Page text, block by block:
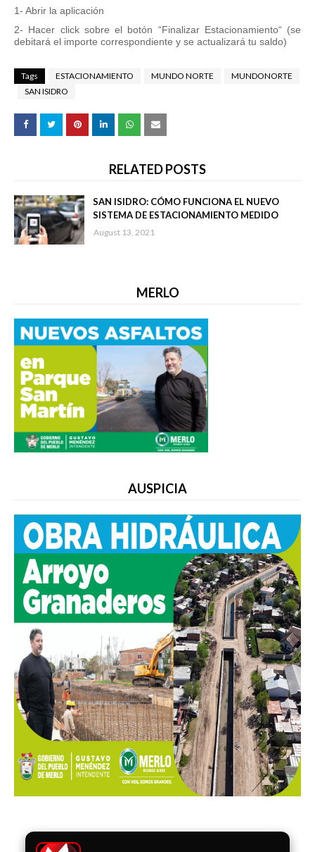
1- Abrir la aplicación
2- Hacer click sobre el botón “Finalizar Estacionamiento“ (se
debitará el importe correspondiente y se actualizará tu saldo)
Tags ESTACIONAMIENTO MUNDO NORTE
MUNDONORTE
SAN ISIDRO
RELATED POSTS
SAN ISIDRO: CÓMO FUNCIONA EL NUEVO
SISTEMA DE ESTACIONAMIENTO MEDIDO
August 13, 2021
MERLO
AUSPICIA